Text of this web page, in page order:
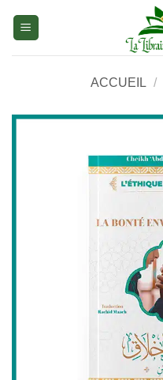
ACCUEIL /